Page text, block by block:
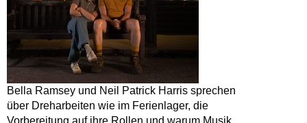
Bella Ramsey und Neil Patrick Harris sprechen
über Dreharbeiten wie im Ferienlager, die
Vorbereitung auf ihre Rollen und warum Musik,